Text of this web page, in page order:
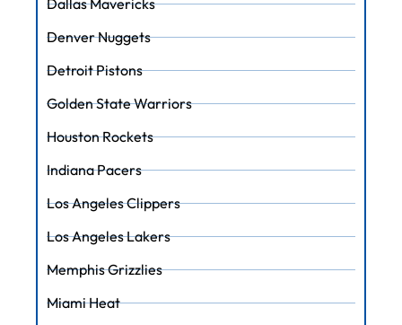
Dallas Mavericks
Denver Nuggets
Detroit Pistons
Golden State Warriors
Houston Rockets
Indiana Pacers
Los Angeles Clippers
Los Angeles Lakers
Memphis Grizzlies
Miami Heat